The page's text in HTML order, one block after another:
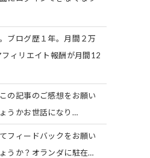
ブログ歴１年。月間２万
ィリエイト報酬が月間12
の記事のご感想をお願い
うかお世話になり…
フィードバックをお願い
うか？オランダに駐在…